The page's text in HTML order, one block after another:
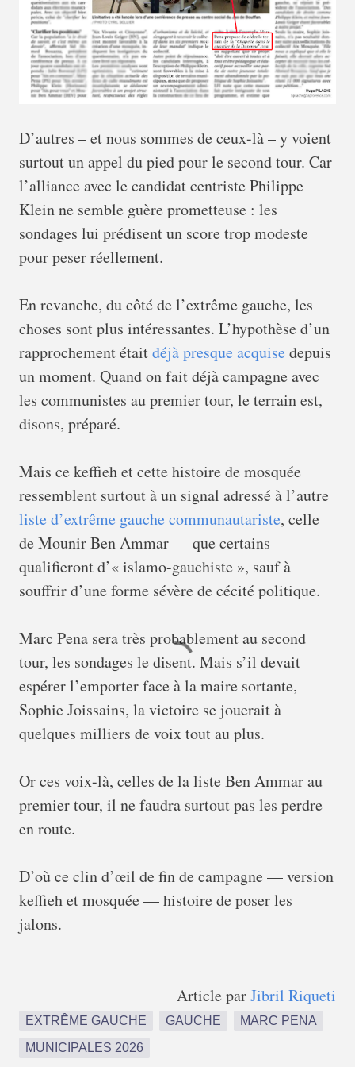
D’autres – et nous sommes de ceux-là – y voient
surtout un appel du pied pour le second tour. Car
l’alliance avec le candidat centriste Philippe
Klein ne semble guère prometteuse : les
sondages lui prédisent un score trop modeste
pour peser réellement.
En revanche, du côté de l’extrême gauche, les
choses sont plus intéressantes. L’hypothèse d’un
rapprochement étaitdéjà presque acquise depuis
un moment. Quand on fait déjà campagne avec
les communistes au premier tour, le terrain est,
disons, préparé.
Mais ce keffieh et cette histoire de mosquée
ressemblent surtout à un signal adressé à l’autre
liste d’extrême gauche communautariste, celle
de Mounir Ben Ammar — que certains
qualifieront d’« islamo-gauchiste », sauf à
souffrir d’une forme sévère de cécité politique.
Marc Pena sera très probablement au second
tour, les sondages le disent. Mais s’il devait
espérer l’emporter face à la maire sortante,
Sophie Joissains, la victoire se jouerait à
quelques milliers de voix tout au plus.
Or ces voix-là, celles de la liste Ben Ammar au
premier tour, il ne faudra surtout pas les perdre
en route.
D’où ce clin d’œil de fin de campagne — version
keffieh et mosquée — histoire de poser les
jalons.
Article parJibril Riqueti
EXTRÊME GAUCHE GAUCHE
MARC PENA
MUNICIPALES 2026